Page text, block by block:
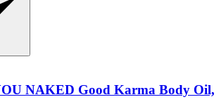
NAKED Good Karma Body Oil,